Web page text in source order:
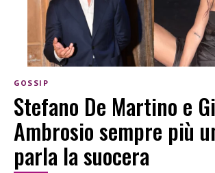
GOSSIP
Stefano De Martino e
Ambrosio sempre più
parla la suocera